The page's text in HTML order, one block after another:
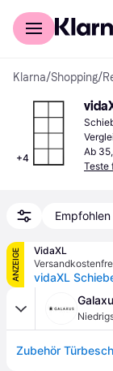
Für Shopper
Klarna/Shopping/
+4
Ab
Teste
Empfohlen
ANZEIGE
VidaXL